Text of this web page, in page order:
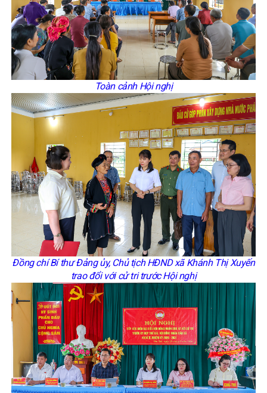
Toàn cảnh Hội nghị
Đồng chí Bí thư Đảng ủy, Chủ tịch HĐND xã Khánh Thị Xuyến
trao đổi với cử tri trước Hội nghị